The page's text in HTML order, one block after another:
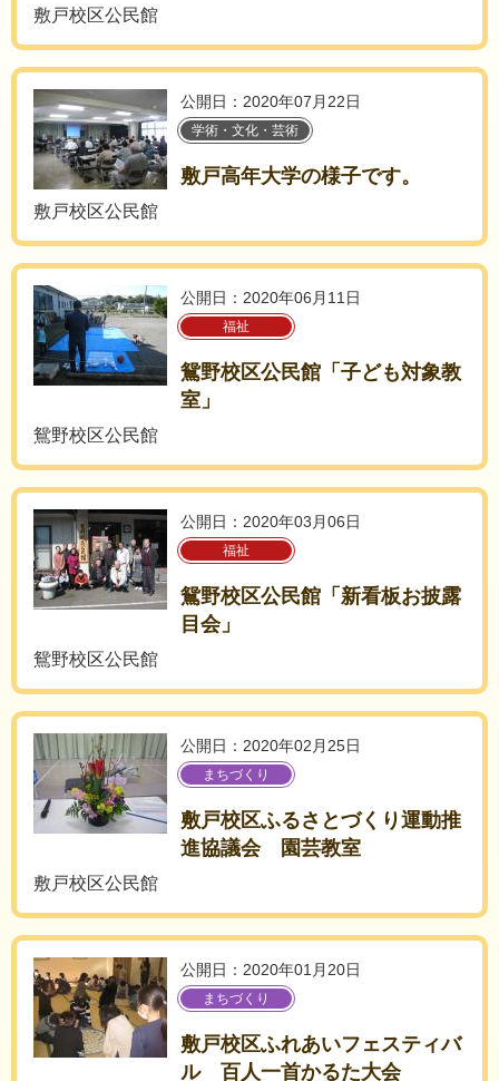
敷戸校区公民館
公開日：2020年07月22日
学術・文化・芸術
敷戸高年大学の様子です。
敷戸校区公民館
公開日：2020年06月11日
福祉
鴛野校区公民館「子ども対象教
室」
鴛野校区公民館
公開日：2020年03月06日
福祉
鴛野校区公民館「新看板お披露
目会」
鴛野校区公民館
公開日：2020年02月25日
まちづくり
敷戸校区ふるさとづくり運動推
進協議会 園芸教室
敷戸校区公民館
公開日：2020年01月20日
まちづくり
敷戸校区ふれあいフェスティバ
ル 百人一首かるた大会